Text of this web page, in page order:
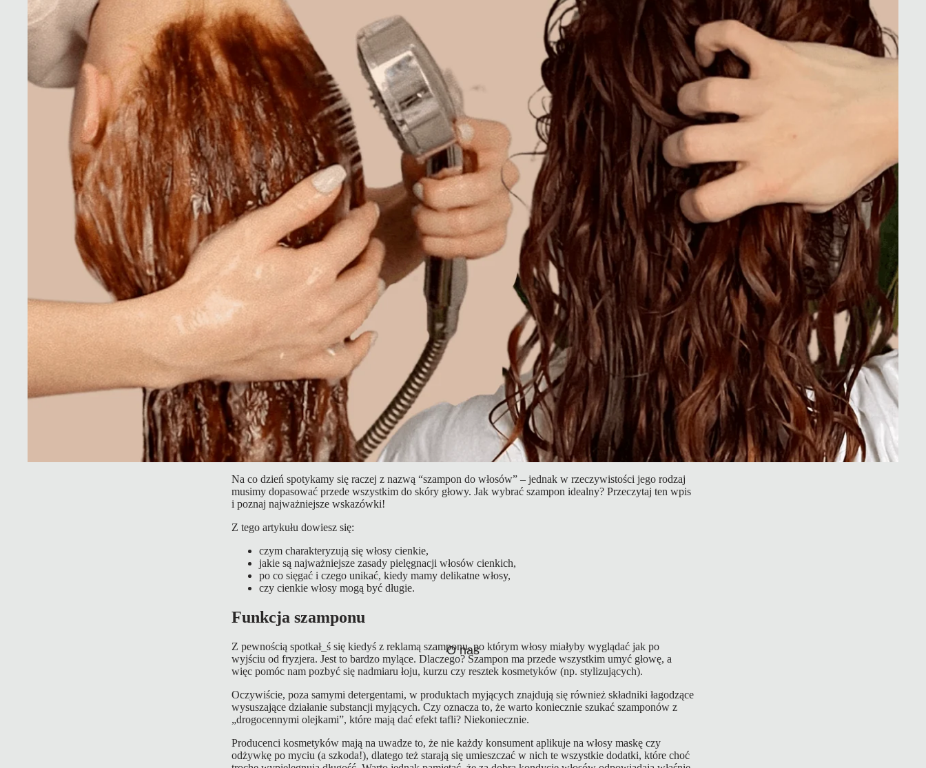
O nas
Na co dzień spotykamy się raczej z nazwą “szampon do włosów” – jednak w rzeczywistości jego rodzaj
musimy dopasować przede wszystkim do skóry głowy. Jak wybrać szampon idealny? Przeczytaj ten wpis
i poznaj najważniejsze wskazówki!
Z tego artykułu dowiesz się:
czym charakteryzują się włosy cienkie,
jakie są najważniejsze zasady pielęgnacji włosów cienkich,
po co sięgać i czego unikać, kiedy mamy delikatne włosy,
czy cienkie włosy mogą być długie.
Funkcja szamponu
Z pewnością spotkał_ś się kiedyś z reklamą szamponu, po którym włosy miałyby wyglądać jak po
wyjściu od fryzjera. Jest to bardzo mylące. Dlaczego? Szampon ma przede wszystkim umyć głowę, a
więc pomóc nam pozbyć się nadmiaru łoju, kurzu czy resztek kosmetyków (np. stylizujących).
Oczywiście, poza samymi detergentami, w produktach myjących znajdują się również składniki łagodzące
wysuszające działanie substancji myjących. Czy oznacza to, że warto koniecznie szukać szamponów z
„drogocennymi olejkami”, które mają dać efekt tafli? Niekoniecznie.
Producenci kosmetyków mają na uwadze to, że nie każdy konsument aplikuje na włosy maskę czy
odżywkę po myciu (a szkoda!), dlatego też starają się umieszczać w nich te wszystkie dodatki, które choć